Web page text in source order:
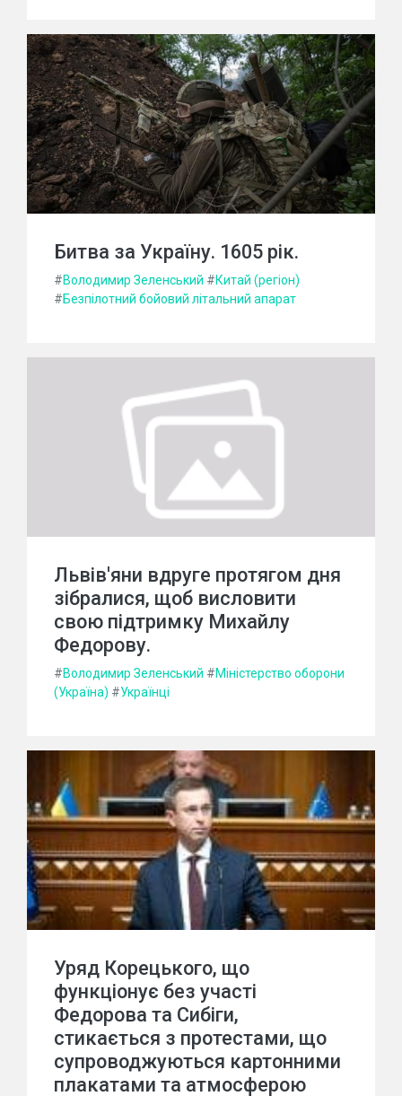
Битва за Україну. 1605 рік.
#Володимир Зеленський #Китай (регіон)
#Безпілотний бойовий літальний апарат
Львів'яни вдруге протягом дня
зібралися, щоб висловити
свою підтримку Михайлу
Федорову.
#Володимир Зеленський #Міністерство оборони
(Україна) #Українці
Уряд Корецького, що
функціонує без участі
Федорова та Сибіги,
стикається з протестами, що
супроводжуються картонними
плакатами та атмосферою